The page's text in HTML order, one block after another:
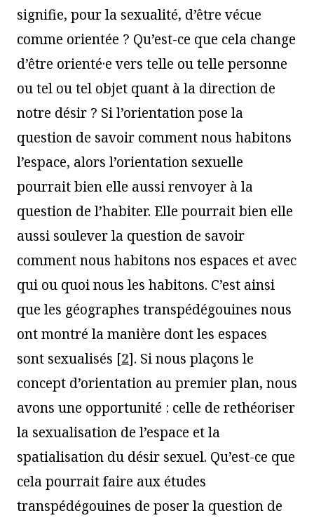
signifie, pour la sexualité, d’être vécue
comme orientée ? Qu’est-ce que cela change
d’être orienté·e vers telle ou telle personne
ou tel ou tel objet quant à la direction de
notre désir ? Si l’orientation pose la
question de savoir comment nous habitons
l’espace, alors l’orientation sexuelle
pourrait bien elle aussi renvoyer à la
question de l’habiter. Elle pourrait bien elle
aussi soulever la question de savoir
comment nous habitons nos espaces et avec
qui ou quoi nous les habitons. C’est ainsi
que les géographes transpédégouines nous
ont montré la manière dont les espaces
sont sexualisés [2]. Si nous plaçons le
concept d’orientation au premier plan, nous
avons une opportunité : celle de rethéoriser
la sexualisation de l’espace et la
spatialisation du désir sexuel. Qu’est-ce que
cela pourrait faire aux études
transpédégouines de poser la question de